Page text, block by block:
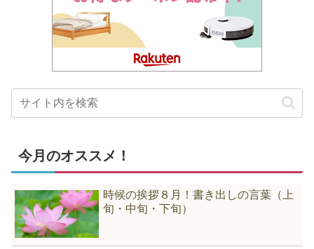
今月のオススメ！
時候の挨拶８月！書き出しの言葉（上
旬・中旬・下旬）